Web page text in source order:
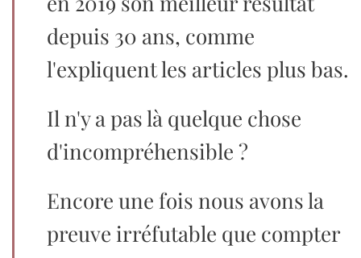
depuis 30 ans, comme
l'expliquent les articles plus bas.
Il n'y a pas là quelque chose
d'incompréhensible ?
Encore une fois nous avons la
preuve irréfutable que compter